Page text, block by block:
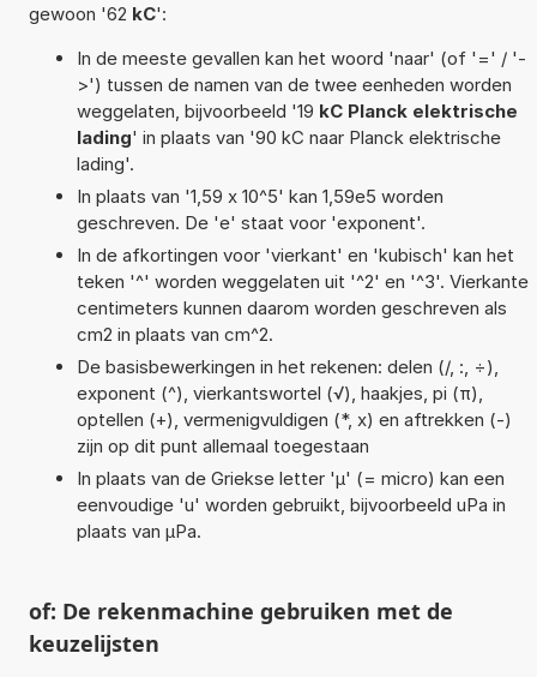
gewoon '62 kC':
In de meeste gevallen kan het woord 'naar' (of '=' / '-
>') tussen de namen van de twee eenheden worden
weggelaten, bijvoorbeeld '19 kC Planck elektrische
lading' in plaats van '90 kC naar Planck elektrische
lading'.
In plaats van '1,59 x 10^5' kan 1,59e5 worden
geschreven. De 'e' staat voor 'exponent'.
In de afkortingen voor 'vierkant' en 'kubisch' kan het
teken '^' worden weggelaten uit '^2' en '^3'. Vierkante
centimeters kunnen daarom worden geschreven als
cm2 in plaats van cm^2.
De basisbewerkingen in het rekenen: delen (/, :, ÷),
exponent (^), vierkantswortel (√), haakjes, pi (π),
optellen (+), vermenigvuldigen (*, x) en aftrekken (-)
zijn op dit punt allemaal toegestaan
In plaats van de Griekse letter 'µ' (= micro) kan een
eenvoudige 'u' worden gebruikt, bijvoorbeeld uPa in
plaats van µPa.
of: De rekenmachine gebruiken met de
keuzelijsten